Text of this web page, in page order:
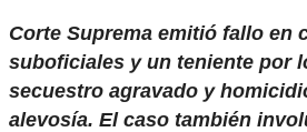
Corte Suprema emitió fallo en
suboficiales y un teniente por
secuestro agravado y
alevosía. El caso también